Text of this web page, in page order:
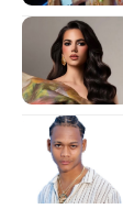
De tercera
Issa rumbo a
El gran
de Dalvin La